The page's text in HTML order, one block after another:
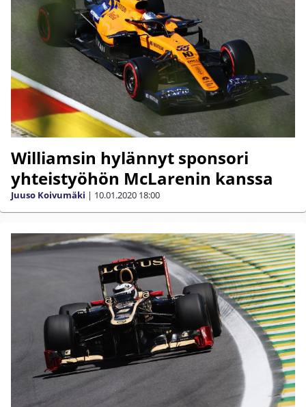
Williamsin hylännyt sponsori
yhteistyöhön McLarenin kanssa
Juuso Koivumäki | 10.01.2020 18:00